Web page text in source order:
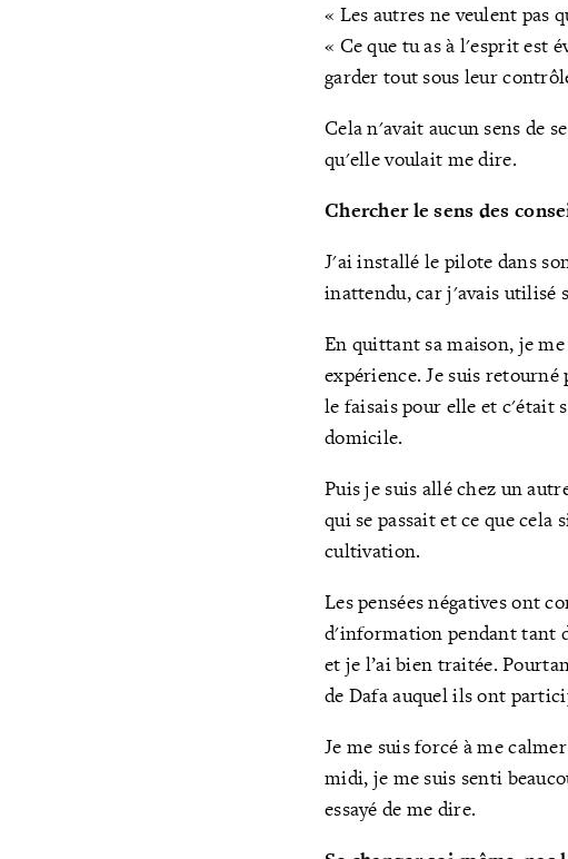
« Les autres ne veulent pas
« Ce que tu as à l'esprit est
garder tout sous leur
Cela n'avait aucun sens de
qu'elle voulait me dire.
Chercher le sens des
J'ai installé le pilote dans
inattendu, car j'avais utilisé
En quittant sa maison, je
expérience. Je suis retourné
le faisais pour elle et c'était
domicile.
Puis je suis allé chez un
qui se passait et ce que
cultivation.
Les pensées négatives ont
d'information pendant tant
et je l’ai bien traitée.
de Dafa auquel ils ont
Je me suis forcé à me
midi, je me suis senti
essayé de me dire.